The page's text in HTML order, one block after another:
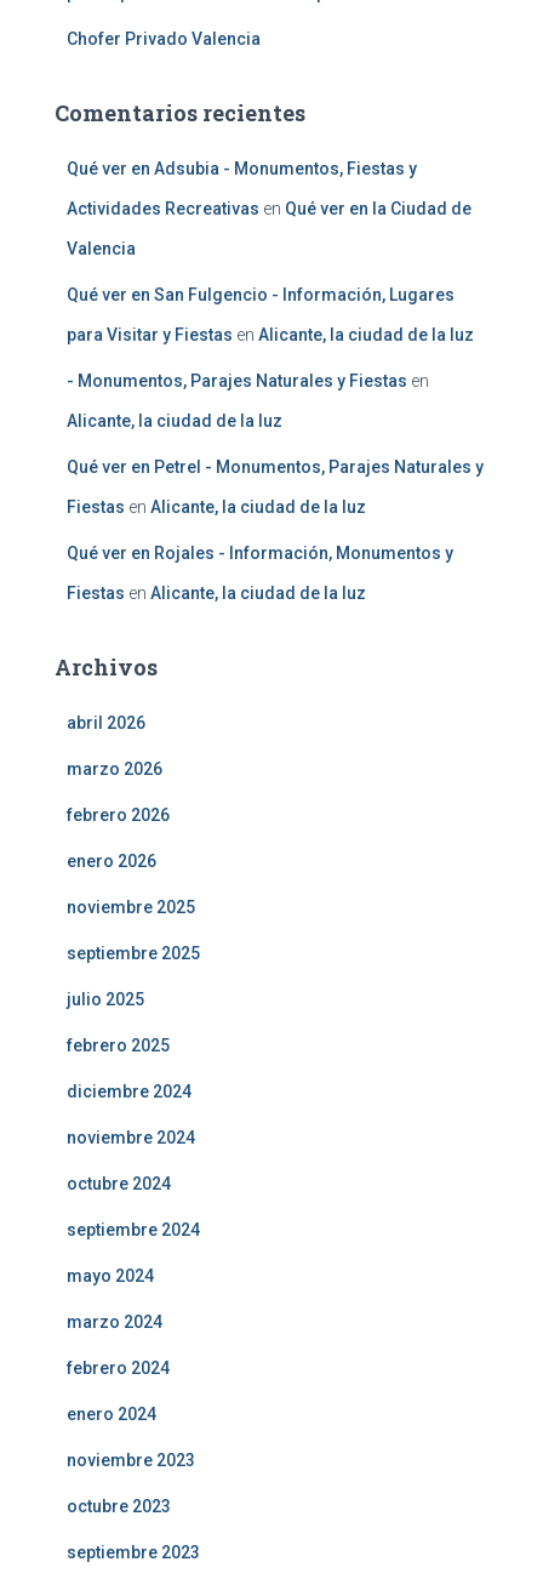
Chofer Privado Valencia
Comentarios recientes
Qué ver en Adsubia - Monumentos, Fiestas y
Actividades Recreativas en Qué ver en la Ciudad de
Valencia
Qué ver en San Fulgencio - Información, Lugares
para Visitar y Fiestas en Alicante, la ciudad de la luz
- Monumentos, Parajes Naturales y Fiestas en
Alicante, la ciudad de la luz
Qué ver en Petrel - Monumentos, Parajes Naturales y
Fiestas en Alicante, la ciudad de la luz
Qué ver en Rojales - Información, Monumentos y
Fiestas en Alicante, la ciudad de la luz
Archivos
abril 2026
marzo 2026
febrero 2026
enero 2026
noviembre 2025
septiembre 2025
julio 2025
febrero 2025
diciembre 2024
noviembre 2024
octubre 2024
septiembre 2024
mayo 2024
marzo 2024
febrero 2024
enero 2024
noviembre 2023
octubre 2023
septiembre 2023